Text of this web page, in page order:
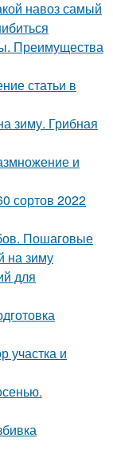
навоз самый
Преимущества
статьи в
зиму. Грибная
и
сортов 2022
Пошаговые
на зиму
для
участка и